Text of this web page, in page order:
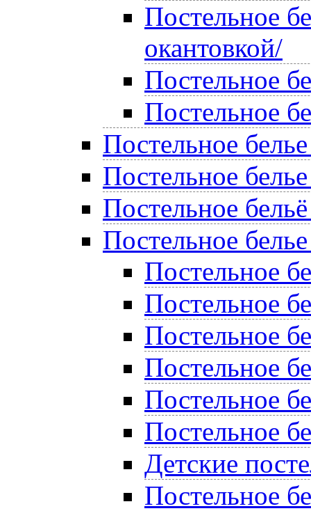
Постельное
окантовкой/
Постельное
Постельное
Постельное
Постельное
Постельное
Постельное
Постельное
Постельное
Постельное
Постельное
Постельное
Постельное
Детские
Постельное